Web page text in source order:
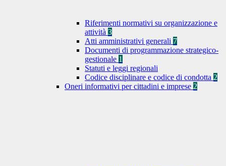
Riferimenti normativi su organizzazione e
attività 3
Atti amministrativi generali 7
Documenti di programmazione strategico-
gestionale 1
Statuti e leggi regionali
Codice disciplinare e codice di condotta 2
Oneri informativi per cittadini e imprese 2